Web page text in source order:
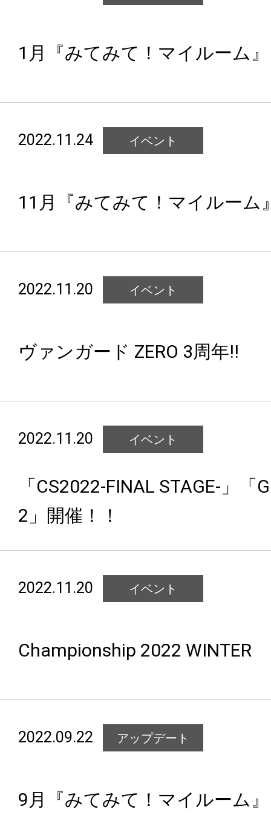
1月『みてみて！マイルーム
2022.11.24 イベント
11月『みてみて！マイルーム
2022.11.20 イベント
ヴァンガード ZERO 3周年!!
2022.11.20 イベント
「CS2022-FINAL STAGE-」「
2」開催！！
2022.11.20 イベント
Championship 2022 WINTER
2022.09.22 アップデート
9月『みてみて！マイルーム